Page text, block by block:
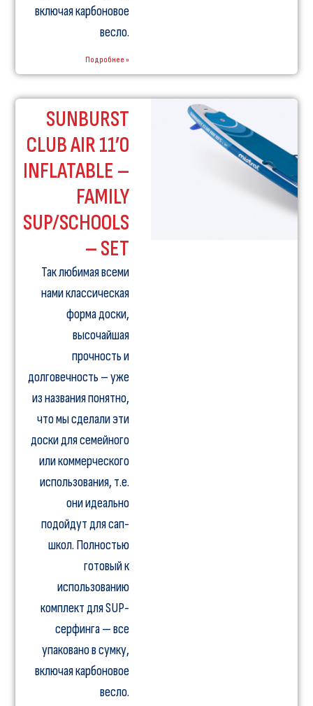
включая карбоновое
весло.
Подробнее »
SUNBURST
CLUB AIR 11’0
INFLATABLE –
FAMILY
SUP/SCHOOLS
– SET
Так любимая всеми
нами классическая
форма доски,
высочайшая
прочность и
долговечность – уже
из названия понятно,
что мы сделали эти
доски для семейного
или коммерческого
использования, т.е.
они идеально
подойдут для сап-
школ. Полностью
готовый к
использованию
комплект для SUP-
серфинга — все
упаковано в сумку,
включая карбоновое
весло.